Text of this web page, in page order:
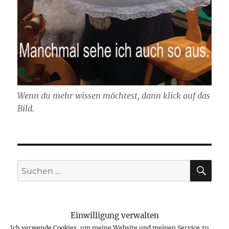
Einwilligung verwalten
Ich verwende Cookies, um meine Website und meinen Service zu
Wenn du mehr wissen möchtest, dann klick auf das
Bild.
Suchen
nach: